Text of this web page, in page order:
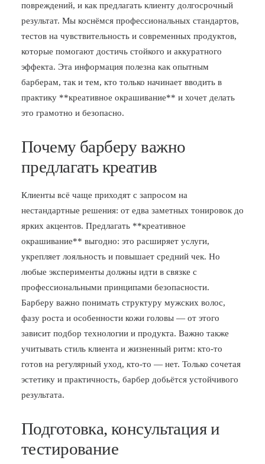
повреждений, и как предлагать клиенту долгосрочный
результат. Мы коснёмся профессиональных стандартов,
тестов на чувствительность и современных продуктов,
которые помогают достичь стойкого и аккуратного
эффекта. Эта информация полезна как опытным
барберам, так и тем, кто только начинает вводить в
практику **креативное окрашивание** и хочет делать
это грамотно и безопасно.
Почему барберу важно
предлагать креатив
Клиенты всё чаще приходят с запросом на
нестандартные решения: от едва заметных тонировок до
ярких акцентов. Предлагать **креативное
окрашивание** выгодно: это расширяет услуги,
укрепляет лояльность и повышает средний чек. Но
любые эксперименты должны идти в связке с
профессиональными принципами безопасности.
Барберу важно понимать структуру мужских волос,
фазу роста и особенности кожи головы — от этого
зависит подбор технологии и продукта. Важно также
учитывать стиль клиента и жизненный ритм: кто-то
готов на регулярный уход, кто-то — нет. Только сочетая
эстетику и практичность, барбер добьётся устойчивого
результата.
Подготовка, консультация и
тестирование